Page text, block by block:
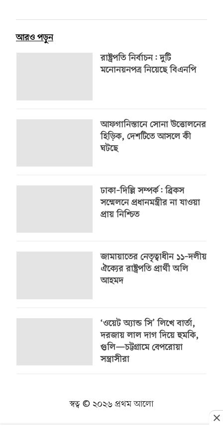
আরও পড়ুন
রাষ্ট্রপতি নির্বাচন: দুটি
মনোনয়নপত্র নিয়েছে বিএনপি
আফগানিস্তানে সোনা উত্তোলনের
হিড়িক, দেশটিতে আসলে কী
ঘটছে
ঢাকা–দিল্লি সম্পর্ক: ব্রিকস
সম্মেলনে প্রধানমন্ত্রীর না যাওয়া
প্রায় নিশ্চিত
জামায়াতের নেতৃত্বাধীন ১১–দলীয়
ঐক্যের রাষ্ট্রপতি প্রার্থী অলি
আহমদ
‘ওয়েট অ্যান্ড সি’ লিখে বার্তা,
দরজায় লাল দাগ দিয়ে হুমকি,
গুলি—চট্টগ্রামে বেপরোয়া
সন্ত্রাসীরা
স্বত্ব © ২০২৬ প্রথম আলো